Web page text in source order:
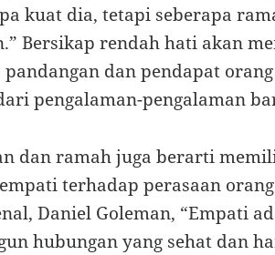
kuat dia, tetapi seberapa
Bersikap rendah hati akan
dan pendapat
pengalaman-pengalaman
dan ramah juga berarti
terhadap perasaan
Daniel Goleman, “Empati
hubungan yang sehat dan